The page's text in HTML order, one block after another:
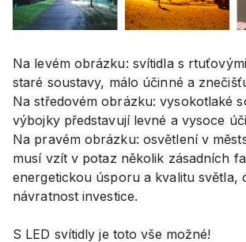
Na levém obrázku: svítidla s
staré soustavy, málo účinné a
Na středovém obrázku: vysokotlaké
výbojky představují levné a vysoce
Na pravém obrázku: osvětlení v
musí vzít v potaz několik zásadních
energetickou úsporu a kvalitu světla,
návratnost investice.
S LED svítidly je toto vše možné!